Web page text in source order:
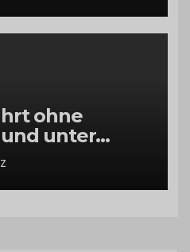
ohne
unter